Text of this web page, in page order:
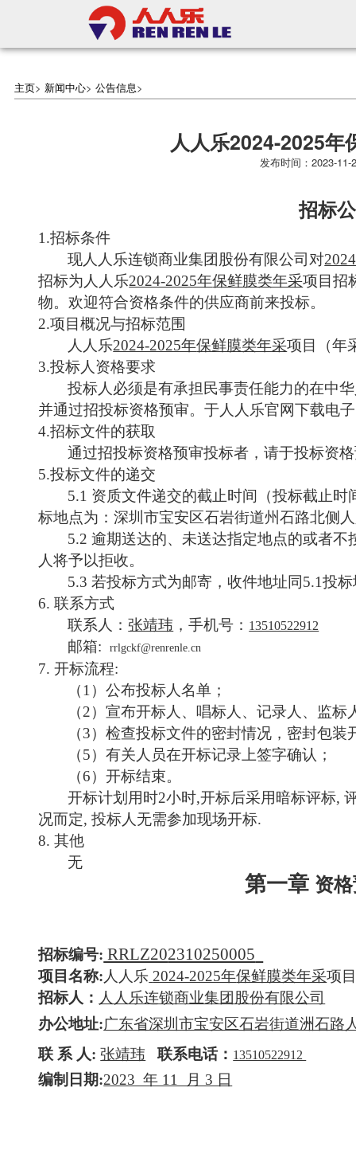
主页> 新闻中心> 公告信息>
人人乐2024-2025年
发布时间：
招标
1.招标条件
现人人乐连锁商业集团股份有限公司对
招标为人人乐2024-2025年保鲜膜类年采项目招
物。欢迎符合资格条件的供应商前来投标。
2.项目概况与招标范围
人人乐2024-2025年保鲜膜类年采项目（年
3.投标人资格要求
投标人必须是有承担民事责任能力的在中
并通过招投标资格预审。于人人乐官网下载电
4.招标文件的获取
通过招投标资格预审投标者，请于投标资
5.投标文件的递交
5.1 资质文件递交的截止时间（投标截止时
标地点为：深圳市宝安区石岩街道州石路北侧
5.2 逾期送达的、未送达指定地点的或者
人将予以拒收。
5.3 若投标方式为邮寄，收件地址同5.1投
6. 联系方式
联系人：张靖玮 ，手机号： 13510522912
邮箱: rrlgckf@renrenle.cn
7. 开标流程:
（1）公布投标人名单；
（2）宣布开标人、唱标人、记录人、监标
（3）检查投标文件的密封情况，密封包
（5）有关人员在开标记录上签字确认；
（6）开标结束。
开标计划用时2小时,开标后采用暗标评标,
况而定, 投标人无需参加现场开标.
8. 其他
无
第一章 资
招标编号: RRLZ202310250005
项目名称: 人人乐 2024-2025年保鲜膜类年采项
招标人： 人人乐连锁商业集团股份有限公司
办公地址:广东省深圳市宝安区石岩街道洲石路
联 系 人: 张靖玮 联系电话： 13510522912
编制日期:2023 年 11 月 3 日